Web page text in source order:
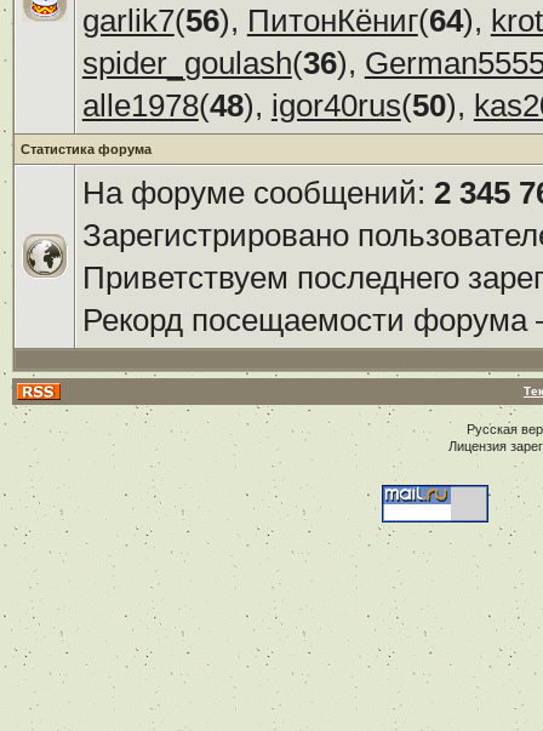
garlik7(56), ПитонКёниг(64),
spider_goulash(36),
alle1978(48), igor40rus(50),
Статистика форума
На форуме сообщений: 2 345
Зарегистрировано
Приветствуем последнего
Рекорд посещаемости
Русская
Лицензия